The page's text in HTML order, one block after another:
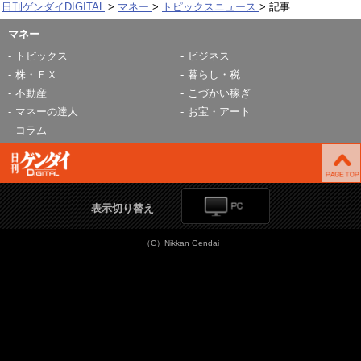
日刊ゲンダイDIGITAL マネー トピックスニュース 記事
マネー
トピックス
ビジネス
株・ＦＸ
暮らし・税
不動産
こづかい稼ぎ
マネーの達人
お宝・アート
コラム
表示切り替え
（C）Nikkan Gendai